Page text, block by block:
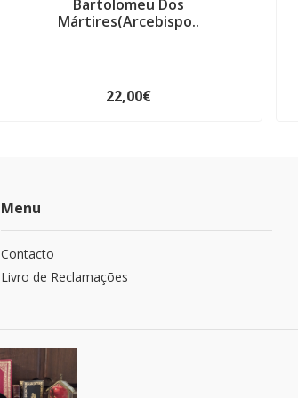
Bartolomeu Dos
Mártires(Arcebispo..
22,00€
Menu
Contacto
Livro de Reclamações